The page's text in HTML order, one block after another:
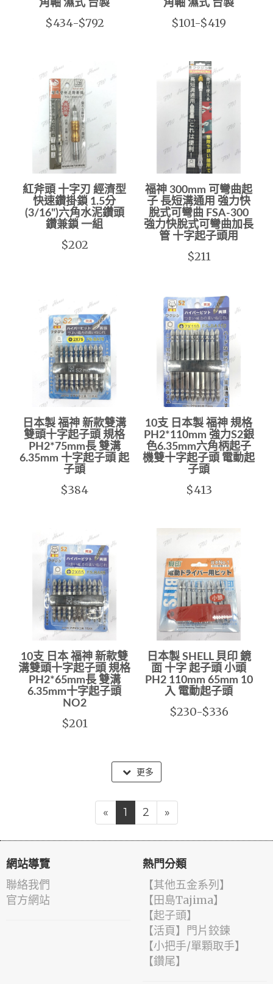
角軸 濕式 台製
$434-$792
角軸 濕式 台製
$101-$419
紅斧頭 十字刃 經濟型
快速鑽掛鎖 1.5分
(3/16")六角水泥鑽頭
鑽兼鎖 一組
$202
福神 300mm 可彎曲起
子 長短溝通用 強力快
脫式可彎曲 FSA-300
強力快脫式可彎曲加長
管 十字起子頭用
$211
日本製 福神 新款雙溝
雙頭十字起子頭 規格
PH2*75mm長 雙溝
6.35mm 十字起子頭 起
子頭
$384
10支 日本製 福神 規格
PH2*110mm 強力S2銀
色6.35mm六角柄起子
機雙十字起子頭 電動起
子頭
$413
10支 日本 福神 新款雙
溝雙頭十字起子頭 規格
PH2*65mm長 雙溝
6.35mm十字起子頭
NO2
$201
日本製 SHELL 貝印 鏡
面 十字 起子頭 小頭
PH2 110mm 65mm 10
入 電動起子頭
$230-$336
更多
« 1 2 »
網站導覽
聯絡我們
官方網站
熱門分類
【其他五金系列】
【田島Tajima】
【起子頭】
【活頁】門片鉸鍊
【小把手/單顆取手】
【鑽尾】